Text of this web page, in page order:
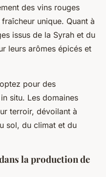
des vins rouges
unique. Quant à
issus de la Syrah et du
leurs arômes épicés et
pour des
situ. Les domaines
terroir, dévoilant à
sol, du climat et du
la production de